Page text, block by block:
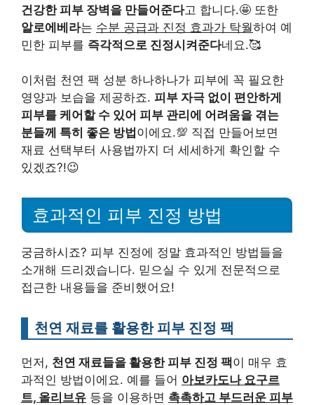
건강한 피부 장벽을 만들어준다고 합니다.🤩 또한
알로에베라는 수분 공급과 진정 효과가 탁월하여 예
민한 피부를 즉각적으로 진정시켜준다네요.🥰
이처럼 천연 팩 성분 하나하나가 피부에 꼭 필요한
영양과 보습을 제공하죠. 피부 자극 없이 편안하게
피부를 케어할 수 있어 피부 관리에 어려움을 겪는
분들께 특히 좋은 방법 이에요.💯 직접 만들어보면
재료 선택부터 사용법까지 더 세세하게 확인할 수
있겠죠?!😉
효과적인 피부 진정 방법
궁금하시죠? 피부 진정에 정말 효과적인 방법들을
소개해 드리겠습니다. 믿으실 수 있게 전문적으로
접근한 내용들을 준비했어요!
천연 재료를 활용한 피부 진정 팩
먼저, 천연 재료들을 활용한 피부 진정 팩이 매우 효
과적인 방법이에요. 예를 들어 아보카도나 요구르
트, 올리브유 등을 이용하면 촉촉하고 부드러운 피부